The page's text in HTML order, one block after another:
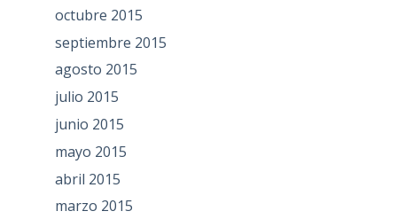
octubre 2015
septiembre 2015
agosto 2015
julio 2015
junio 2015
mayo 2015
abril 2015
marzo 2015